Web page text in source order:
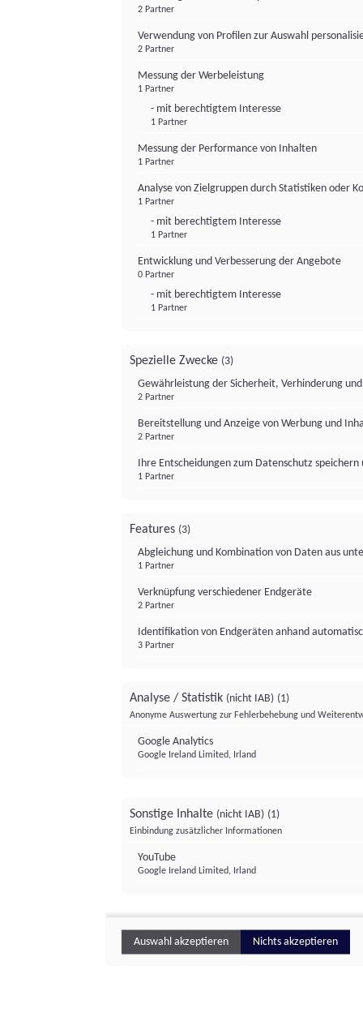
2 Partner
Verwendung von Profilen zur Auswahl
2 Partner
Messung der Werbeleistung
1 Partner
- mit berechtigtem Interesse
1 Partner
Messung der Performance von Inhalten
1 Partner
Analyse von Zielgruppen durch Statistiken oder
1 Partner
- mit berechtigtem Interesse
1 Partner
Entwicklung und Verbesserung der Angebote
0 Partner
- mit berechtigtem Interesse
1 Partner
Spezielle Zwecke (3)
Gewährleistung der Sicherheit, Verhinderung
2 Partner
Bereitstellung und Anzeige von Werbung und
2 Partner
Ihre Entscheidungen zum Datenschutz
1 Partner
Features (3)
Abgleichung und Kombination von Daten aus
1 Partner
Verknüpfung verschiedener Endgeräte
2 Partner
Identifikation von Endgeräten anhand
3 Partner
Analyse / Statistik (nicht IAB) (1)
Anonyme Auswertung zur Fehlerbehebung und
Google Analytics
Google Ireland Limited, Irland
Sonstige Inhalte (nicht IAB) (1)
Einbindung zusätzlicher Informationen
YouTube
Google Ireland Limited, Irland
Auswahl akzeptieren Nichts akzeptieren